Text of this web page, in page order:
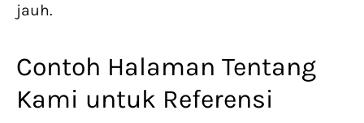
jauh.
Contoh Halaman Tentang
Kami untuk Referensi